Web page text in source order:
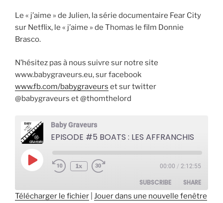
Le « j’aime » de Julien, la série documentaire Fear City
sur Netflix, le « j’aime » de Thomas le film Donnie
Brasco.
N’hésitez pas à nous suivre sur notre site
www.babygraveurs.eu, sur facebook
www.fb.com/babygraveurs et sur twitter
@babygraveurs et @thomthelord
Baby Graveurs
EPISODE #5 BOATS : LES AFFRANCHIS
Play
Episode
1x 00:00 / 2:12:55
SUBSCRIBE SHARE
Télécharger le fichier Jouer dans une nouvelle fenêtre